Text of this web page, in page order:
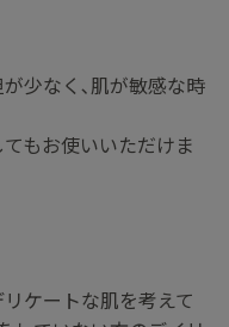
少なく､肌が敏感な時
もお使いいただけま
ケートな肌を考えて